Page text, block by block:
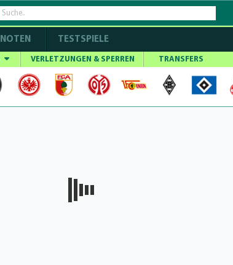
NOTEN TESTSPIELE
VERLETZUNGEN & SPERREN TRANSFERS